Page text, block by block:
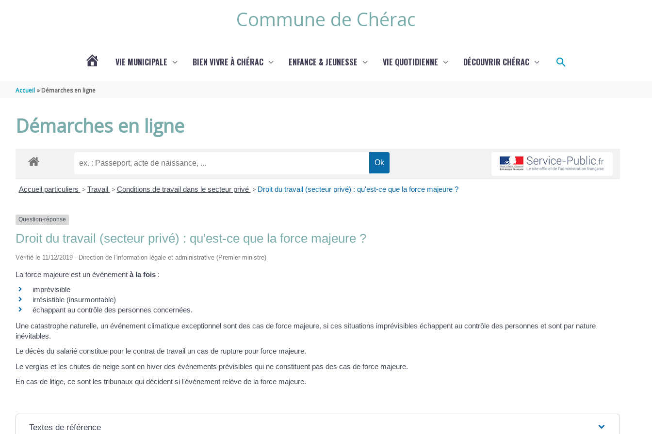
Commune de Chérac
VIE MUNICIPALE BIEN VIVRE À CHÉRAC ENFANCE & JEUNESSE VIE QUOTIDIENNE DÉCOUVRIR CHÉRAC Rechercher
Accueil Démarches en ligne
Démarches en ligne
Accueil particuliers > Travail > Conditions de travail dans le secteur privé > Droit du travail (secteur privé) : qu'est-ce que la force majeure ?
Question-réponse
Droit du travail (secteur privé) : qu'est-ce que la force majeure ?
Vérifié le 11/12/2019 - Direction de l'information légale et administrative (Premier ministre)
La force majeure est un événement à la fois :
imprévisible
irrésistible (insurmontable)
échappant au contrôle des personnes concernées.
Une catastrophe naturelle, un événement climatique exceptionnel sont des cas de force majeure, si ces situations imprévisibles échappent au contrôle des personnes et sont par nature
inévitables.
Le décès du salarié constitue pour le contrat de travail un cas de rupture pour force majeure.
Le verglas et les chutes de neige sont en hiver des événements prévisibles qui ne constituent pas des cas de force majeure.
En cas de litige, ce sont les tribunaux qui décident si l'événement relève de la force majeure.
Textes de référence